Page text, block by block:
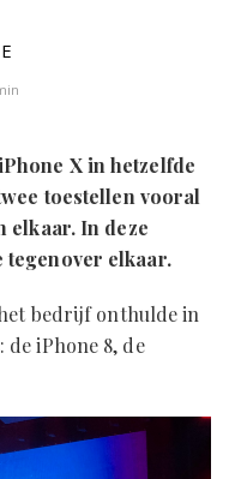
X in hetzelfde
toestellen vooral
elkaar. In deze
tegenover elkaar.
bedrijf onthulde in
de iPhone 8, de